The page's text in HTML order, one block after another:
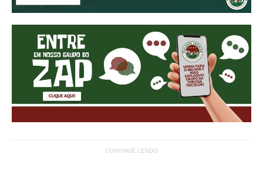
CONTINUE LENDO